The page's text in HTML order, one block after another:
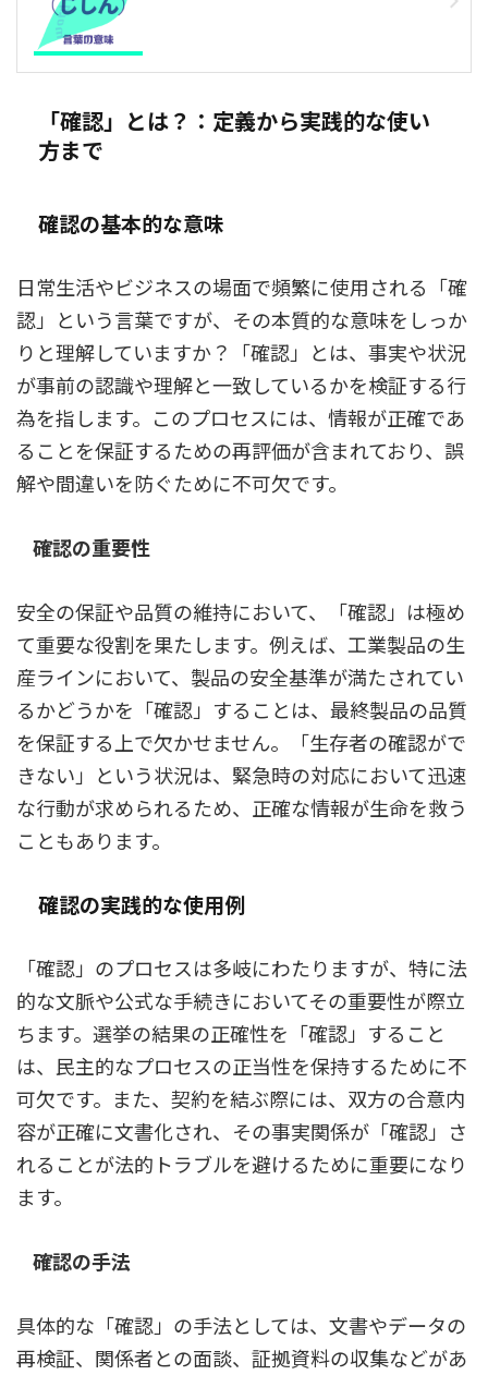
「確認」とは？：定義から実践的な使い
方まで
確認の基本的な意味
日常生活やビジネスの場面で頻繁に使用される「確
認」という言葉ですが、その本質的な意味をしっか
りと理解していますか？「確認」とは、事実や状況
が事前の認識や理解と一致しているかを検証する行
為を指します。このプロセスには、情報が正確であ
ることを保証するための再評価が含まれており、誤
解や間違いを防ぐために不可欠です。
確認の重要性
安全の保証や品質の維持において、「確認」は極め
て重要な役割を果たします。例えば、工業製品の生
産ラインにおいて、製品の安全基準が満たされてい
るかどうかを「確認」することは、最終製品の品質
を保証する上で欠かせません。「生存者の確認がで
きない」という状況は、緊急時の対応において迅速
な行動が求められるため、正確な情報が生命を救う
こともあります。
確認の実践的な使用例
「確認」のプロセスは多岐にわたりますが、特に法
的な文脈や公式な手続きにおいてその重要性が際立
ちます。選挙の結果の正確性を「確認」すること
は、民主的なプロセスの正当性を保持するために不
可欠です。また、契約を結ぶ際には、双方の合意内
容が正確に文書化され、その事実関係が「確認」さ
れることが法的トラブルを避けるために重要になり
ます。
確認の手法
具体的な「確認」の手法としては、文書やデータの
再検証、関係者との面談、証拠資料の収集などがあ